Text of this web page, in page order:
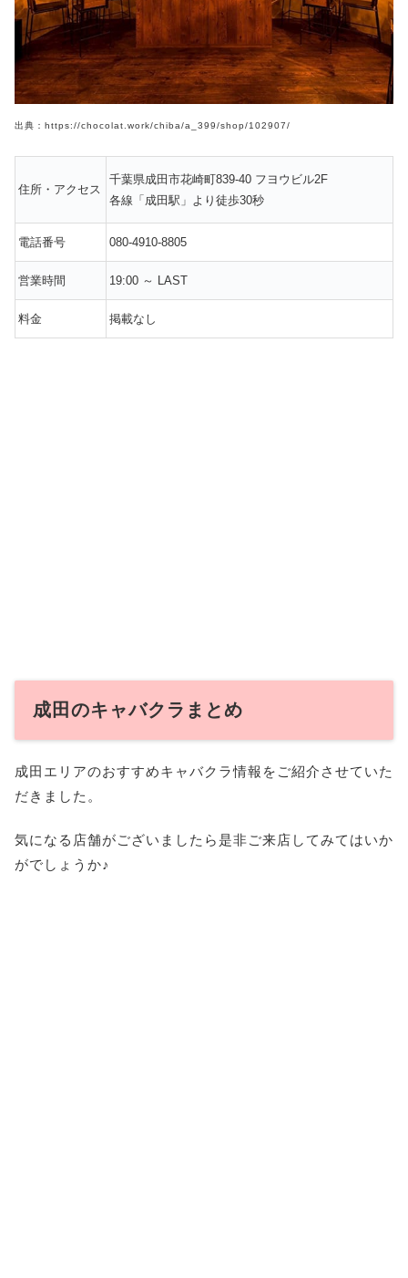
出典：https://chocolat.work/chiba/a_399/shop/102907/
住所・アクセス
千葉県成田市花崎町839-40 フヨウビル2F
各線「成田駅」より徒歩30秒
電話番号 080-4910-8805
営業時間 19:00 ～ LAST
料金 掲載なし
成田のキャバクラまとめ
成田エリアのおすすめキャバクラ情報をご紹介させていた
だきました。
気になる店舗がございましたら是非ご来店してみてはいか
がでしょうか♪